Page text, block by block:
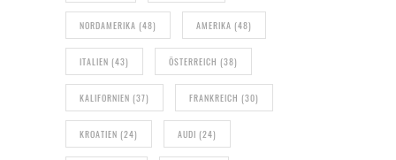
NORDAMERIKA (48) AMERIKA (48)
ITALIEN (43) ÖSTERREICH (38)
KALIFORNIEN (37) FRANKREICH (30)
KROATIEN (24) AUDI (24)